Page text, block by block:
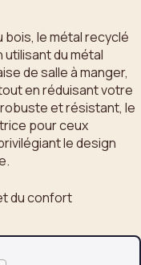
le métal recyclé
du métal
de salle à manger,
en réduisant votre
et résistant, le
pour ceux
le design
du confort